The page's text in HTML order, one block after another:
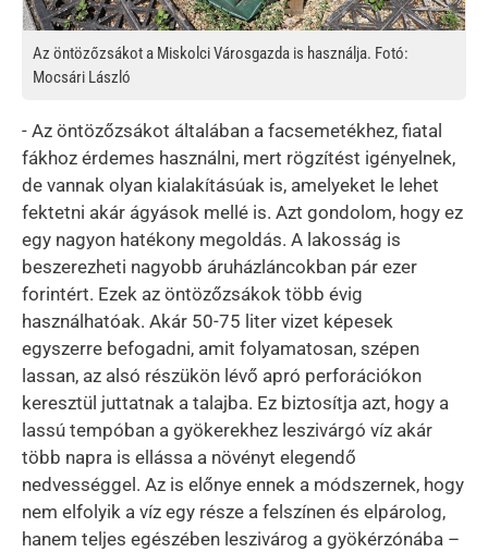
Az öntözőzsákot a Miskolci Városgazda is használja. Fotó:
Mocsári László
- Az öntözőzsákot általában a facsemetékhez, fiatal
fákhoz érdemes használni, mert rögzítést igényelnek,
de vannak olyan kialakításúak is, amelyeket le lehet
fektetni akár ágyások mellé is. Azt gondolom, hogy ez
egy nagyon hatékony megoldás. A lakosság is
beszerezheti nagyobb áruházláncokban pár ezer
forintért. Ezek az öntözőzsákok több évig
használhatóak. Akár 50-75 liter vizet képesek
egyszerre befogadni, amit folyamatosan, szépen
lassan, az alsó részükön lévő apró perforációkon
keresztül juttatnak a talajba. Ez biztosítja azt, hogy a
lassú tempóban a gyökerekhez leszivárgó víz akár
több napra is ellássa a növényt elegendő
nedvességgel. Az is előnye ennek a módszernek, hogy
nem elfolyik a víz egy része a felszínen és elpárolog,
hanem teljes egészében leszivárog a gyökérzónába –